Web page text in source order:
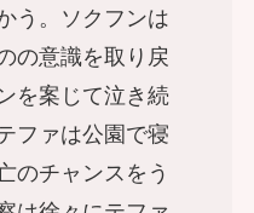
う。ソクフンは
の意識を取り戻
を案じて泣き続
ファは公園で寝
のチャンスをう